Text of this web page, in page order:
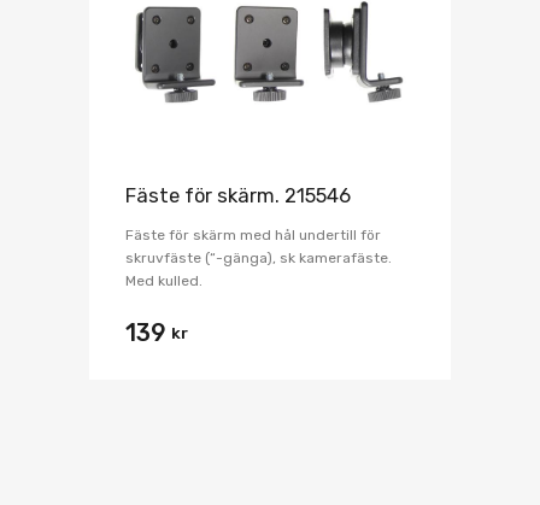
Fäste för skärm. 215546
Fäste för skärm med hål undertill för
skruvfäste (“-gänga), sk kamerafäste.
Med kulled.
139 kr